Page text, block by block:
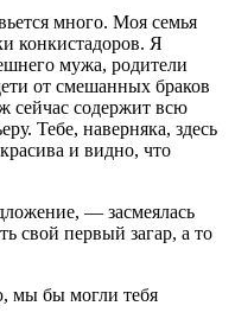
много. Моя семья
конкистадоров. Я
мужа, родители
от смешанных браков
сейчас содержит всю
Тебе, наверняка, здесь
и видно, что
— засмеялась
свой первый загар, а то
мы бы могли тебя